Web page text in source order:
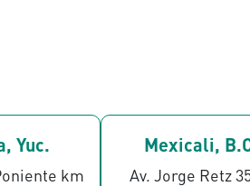
Yuc.
km
Mexicali,
Av. Jorge Retz